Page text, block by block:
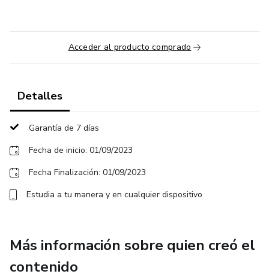
Acceder al producto comprado
Detalles
Garantía de 7 días
Fecha de inicio: 01/09/2023
Fecha Finalización: 01/09/2023
Estudia a tu manera y en cualquier dispositivo
Más información sobre quien creó el
contenido